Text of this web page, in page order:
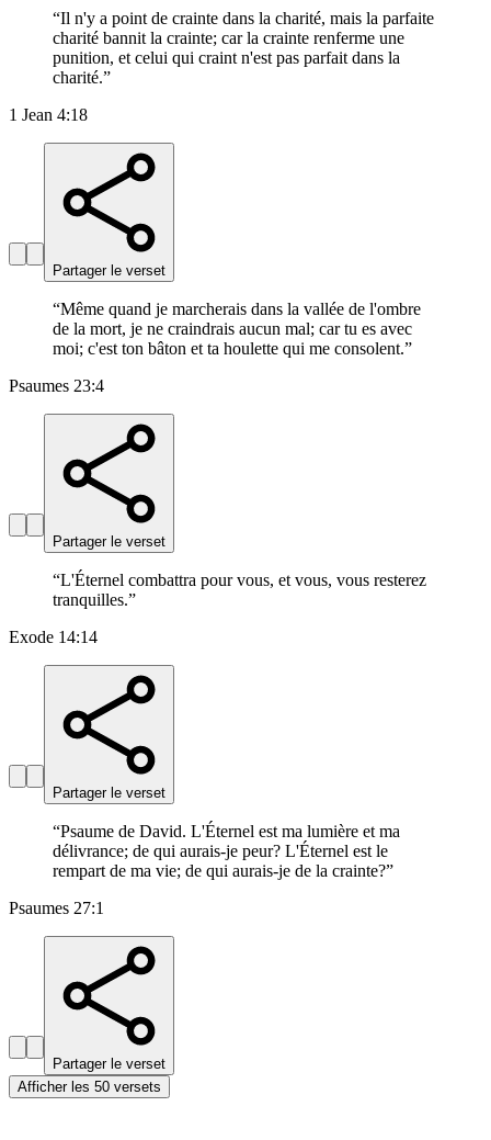
“Il n'y a point de crainte dans la charité, mais la parfaite
charité bannit la crainte; car la crainte renferme une
punition, et celui qui craint n'est pas parfait dans la
charité.”
1 Jean 4:18
Partager le verset
“Même quand je marcherais dans la vallée de l'ombre
de la mort, je ne craindrais aucun mal; car tu es avec
moi; c'est ton bâton et ta houlette qui me consolent.”
Psaumes 23:4
Partager le verset
“L'Éternel combattra pour vous, et vous, vous resterez
tranquilles.”
Exode 14:14
Partager le verset
“Psaume de David. L'Éternel est ma lumière et ma
délivrance; de qui aurais-je peur? L'Éternel est le
rempart de ma vie; de qui aurais-je de la crainte?”
Psaumes 27:1
Partager le verset
Afficher les 50 versets